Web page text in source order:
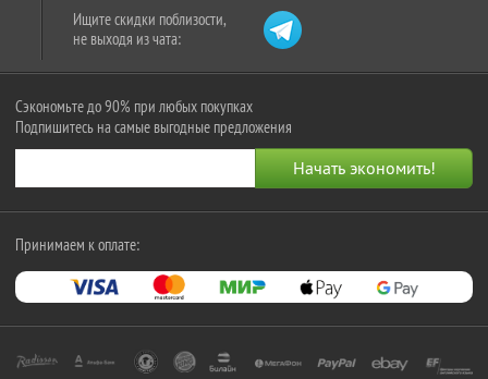
Ищите скидки поблизости,
не выходя из чата:
Сэкономьте до 90% при любых покупках
Подпишитесь на самые выгодные предложения
Принимаем к оплате: